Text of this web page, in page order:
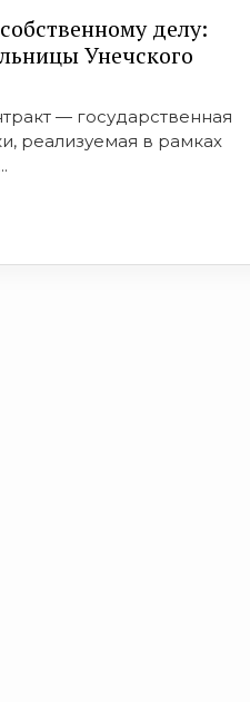
делу:
Унечского
— государственная
реализуемая в рамках